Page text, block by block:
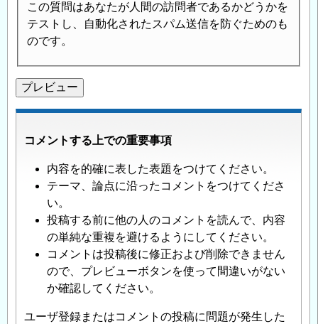
この質問はあなたが人間の訪問者であるかどうかを
テストし、自動化されたスパム送信を防ぐためのも
のです。
コメントする上での重要事項
内容を的確に表した表題をつけてください。
テーマ、論点に沿ったコメントをつけてくださ
い。
投稿する前に他の人のコメントを読んで、内容
の単純な重複を避けるようにしてください。
コメントは投稿後に修正および削除できません
ので、プレビューボタンを使って間違いがない
か確認してください。
ユーザ登録またはコメントの投稿に問題が発生した